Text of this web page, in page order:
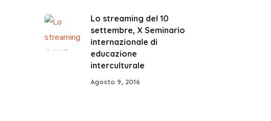
Lo streaming del 10
settembre, X Seminario
internazionale di
educazione
interculturale
Agosto 9, 2016